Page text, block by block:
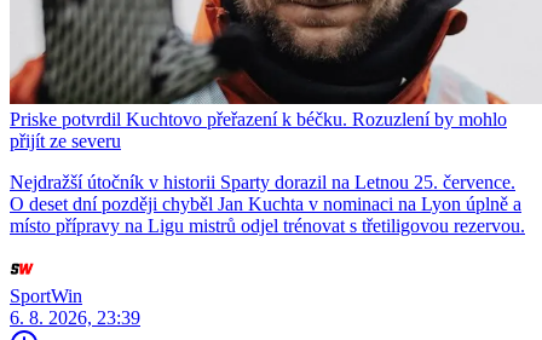
Priske potvrdil Kuchtovo přeřazení k béčku. Rozuzlení by mohlo
přijít ze severu
Nejdražší útočník v historii Sparty dorazil na Letnou 25. července.
O deset dní později chyběl Jan Kuchta v nominaci na Lyon úplně a
místo přípravy na Ligu mistrů odjel trénovat s třetiligovou rezervou.
SportWin
6. 8. 2026, 23:39